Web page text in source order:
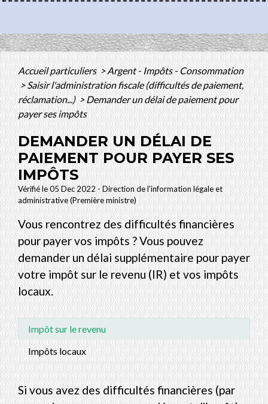
Accueil particuliers>Argent - Impôts - Consommation
>Saisir l'administration fiscale (difficultés de paiement,
réclamation...)> Demander un délai de paiement pour
payer ses impôts
DEMANDER UN DÉLAI DE
PAIEMENT POUR PAYER SES
IMPÔTS
Vérifié le 05 Dec 2022 - Direction de l'information légale et
administrative (Première ministre)
Vous rencontrez des difficultés financières
pour payer vos impôts ? Vous pouvez
demander un délai supplémentaire pour payer
votre impôt sur le revenu (IR) et vos impôts
locaux.
Impôt sur le revenu
Impôts locaux
Si vous avez des difficultés financières (par